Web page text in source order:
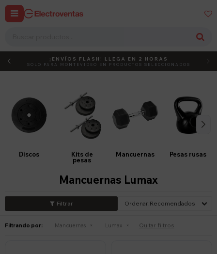
 
DEBUT ACTIVÁ EL CÓDIGO
¡ENVÍOS FLASH! LLEGA EN 2 HORAS
SOLO PARA MONTEVIDEO EN PRODUCTOS SELECCIONADOS
Discos Kits de
pesas
Mancuernas Pesas rusas
Mancuernas Lumax
Recomendados
Filtrando por: Mancuernas Lumax Quitar filtros